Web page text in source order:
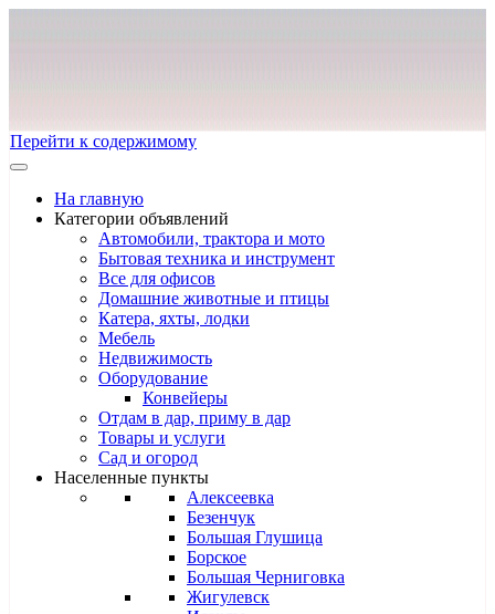
Перейти к содержимому
На главную
Категории объявлений
Автомобили, трактора и мото
Бытовая техника и инструмент
Все для офисов
Домашние животные и птицы
Катера, яхты, лодки
Мебель
Недвижимость
Оборудование
Конвейеры
Отдам в дар, приму в дар
Товары и услуги
Сад и огород
Населенные пункты
Алексеевка
Безенчук
Большая Глушица
Борское
Большая Черниговка
Жигулевск